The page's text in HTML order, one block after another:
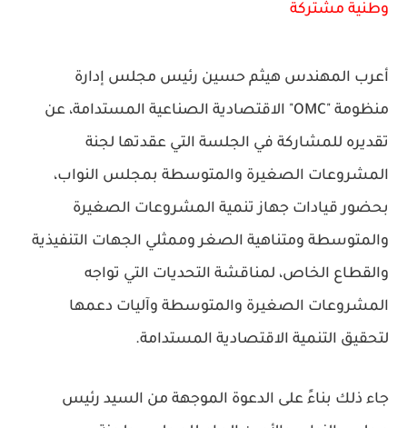
وطنية مشتركة
أعرب المهندس هيثم حسين رئيس مجلس إدارة
منظومة "OMC" الاقتصادية الصناعية المستدامة، عن
تقديره للمشاركة في الجلسة التي عقدتها لجنة
المشروعات الصغيرة والمتوسطة بمجلس النواب،
بحضور قيادات جهاز تنمية المشروعات الصغيرة
والمتوسطة ومتناهية الصغر وممثلي الجهات التنفيذية
والقطاع الخاص، لمناقشة التحديات التي تواجه
المشروعات الصغيرة والمتوسطة وآليات دعمها
لتحقيق التنمية الاقتصادية المستدامة.
جاء ذلك بناءً على الدعوة الموجهة من السيد رئيس